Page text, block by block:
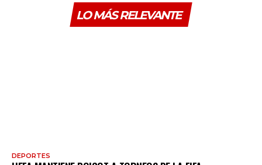
LO MÁS RELEVANTE
DEPORTES